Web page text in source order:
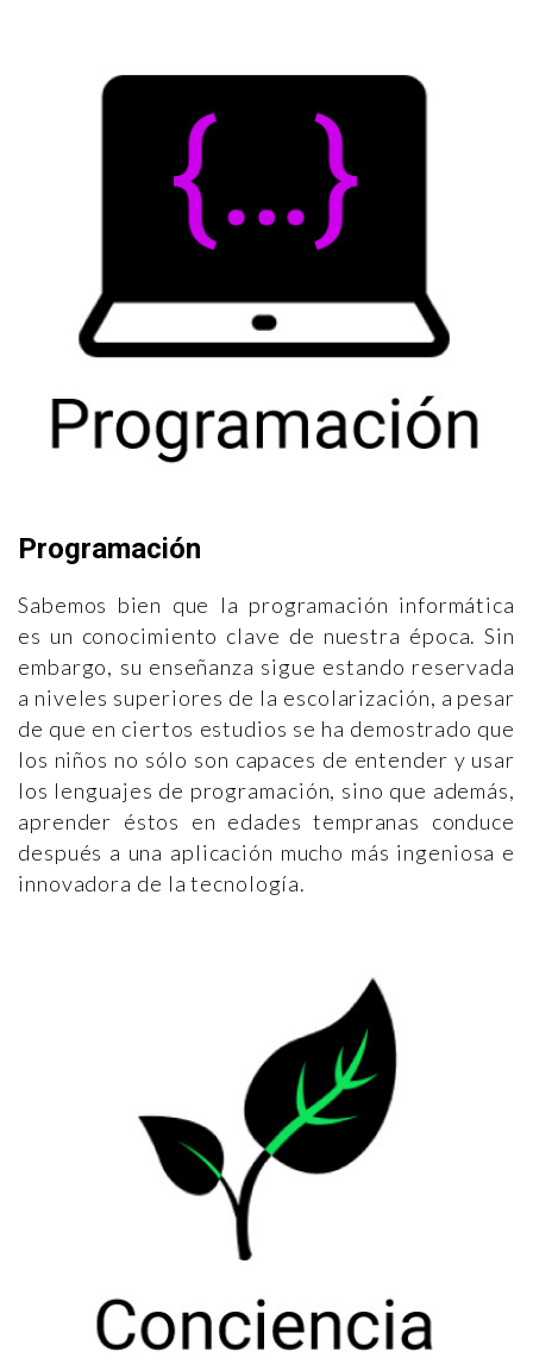
Programación
Sabemos bien que la programación informática
es un conocimiento clave de nuestra época. Sin
embargo, su enseñanza sigue estando reservada
a niveles superiores de la escolarización, a pesar
de que en ciertos estudios se ha demostrado que
los niños no sólo son capaces de entender y usar
los lenguajes de programación, sino que además,
aprender éstos en edades tempranas conduce
después a una aplicación mucho más ingeniosa e
innovadora de la tecnología.